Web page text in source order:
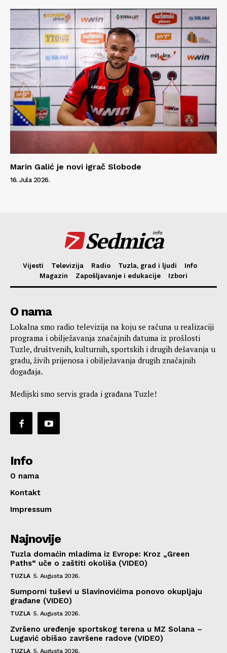
Marin Galić je novi igrač Slobode
16. Jula 2026.
Sedmica
info
Vijesti Televizija Radio Tuzla, grad i ljudi
Info
Magazin
Zapošljavanje i edukacije Izbori
O nama
Lokalna smo radio televizija na koju se računa u realizaciji
programa i obilježavanja značajnih datuma iz prošlosti
Tuzle, društvenih, kulturnih, sportskih i drugih dešavanja u
gradu, živih prijenosa i obilježavanja drugih značajnih
događaja.
Medijski smo servis grada i građana Tuzle!
Info
O nama
Kontakt
Impressum
Najnovije
Tuzla domaćin mladima iz Evrope: Kroz „Green
Paths“ uče o zaštiti okoliša (VIDEO)
TUZLA 5. Augusta 2026.
Sumporni tuševi u Slavinovićima ponovo okupljaju
građane (VIDEO)
TUZLA 5. Augusta 2026.
Zvršeno uređenje sportskog terena u MZ Solana –
Lugavić obišao završene radove (VIDEO)
TUZLA 5. Augusta 2026.